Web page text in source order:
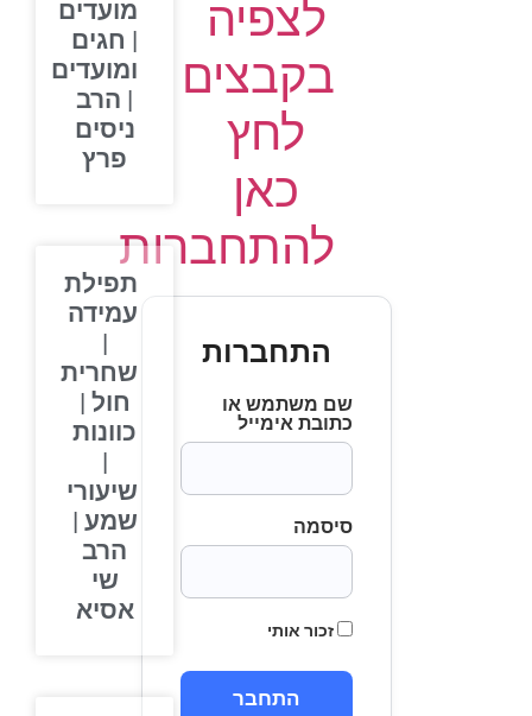
לצפיה
בקבצים
לחץ
כאן
להתחברות
התחברות
שם משתמש או
כתובת אימייל
סיסמה
זכור אותי
מועדים
| חגים
ומועדים
| הרב
ניסים
פרץ
תפילת
עמידה
שחרית
חול |
כוונות
שיעורי
שמע |
הרב
שי
אסיא